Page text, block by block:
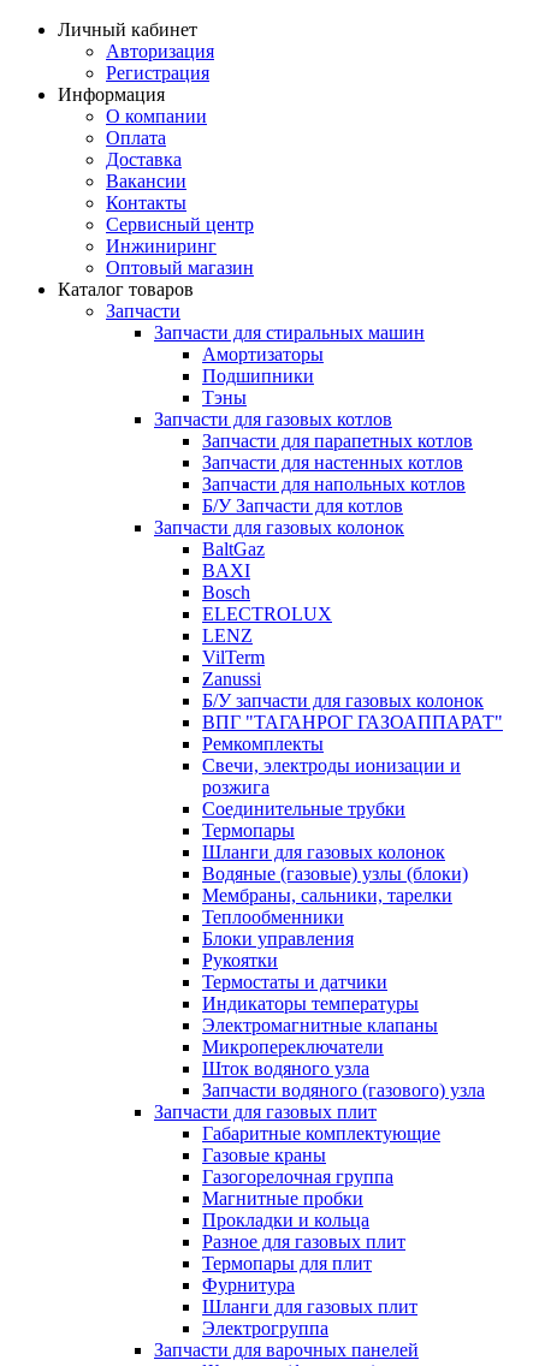
Личный кабинет
Авторизация
Регистрация
Информация
О компании
Оплата
Доставка
Вакансии
Контакты
Сервисный центр
Инжиниринг
Оптовый магазин
Каталог товаров
Запчасти
Запчасти для стиральных машин
Амортизаторы
Подшипники
Тэны
Запчасти для газовых котлов
Запчасти для парапетных котлов
Запчасти для настенных котлов
Запчасти для напольных котлов
Б/У Запчасти для котлов
Запчасти для газовых колонок
BaltGaz
BAXI
Bosch
ELECTROLUX
LENZ
VilTerm
Zanussi
Б/У запчасти для газовых колонок
ВПГ "ТАГАНРОГ ГАЗОАППАРАТ"
Ремкомплекты
Свечи, электроды ионизации и
розжига
Соединительные трубки
Термопары
Шланги для газовых колонок
Водяные (газовые) узлы (блоки)
Мембраны, сальники, тарелки
Теплообменники
Блоки управления
Рукоятки
Термостаты и датчики
Индикаторы температуры
Электромагнитные клапаны
Микропереключатели
Шток водяного узла
Запчасти водяного (газового) узла
Запчасти для газовых плит
Габаритные комплектующие
Газовые краны
Газогорелочная группа
Магнитные пробки
Прокладки и кольца
Разное для газовых плит
Термопары для плит
Фурнитура
Шланги для газовых плит
Электрогруппа
Запчасти для варочных панелей